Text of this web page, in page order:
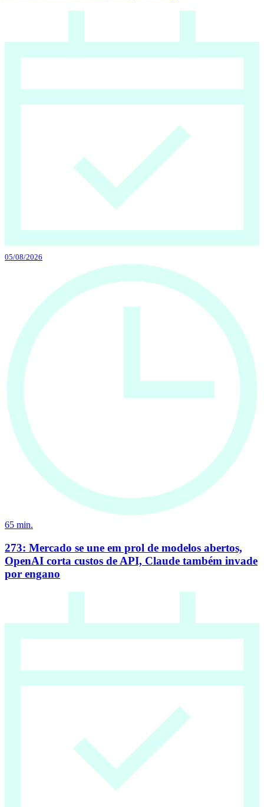
05/08/2026
65 min.
273: Mercado se une em prol de modelos abertos,
OpenAI corta custos de API, Claude também invade
por engano